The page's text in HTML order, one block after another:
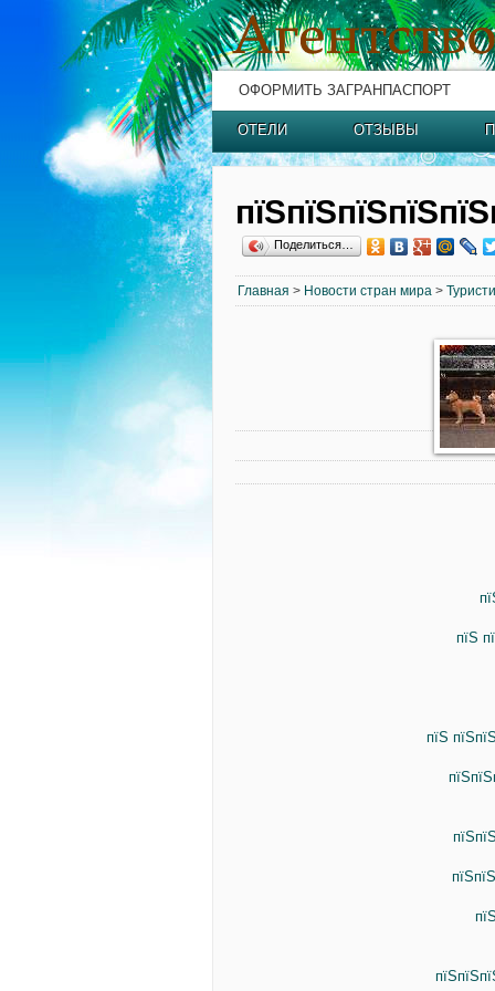
ОФОРМИТЬ ЗАГРАНПАСПОРТ
ОТЕЛИ ОТЗЫВЫ
Поделиться…
Главная > Новости стран мира >
пїЅ
пїЅ